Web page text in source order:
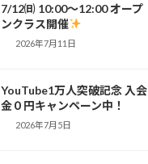
7/12㈰ 10:00～12:00 オープ
ンクラス開催
2026年7月11日
YouTube1万人突破記念 入会
金０円キャンペーン中！
2026年7月5日